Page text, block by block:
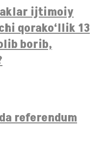
ijtimoiy
qorako‘llik 13
borib,
referendum